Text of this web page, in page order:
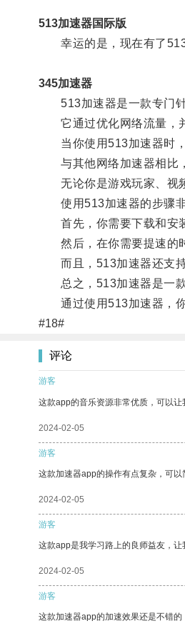
513加速器国际版
幸运的是，现在有了513
345加速器
513加速器是一款专门针
它通过优化网络流量，并
当你使用513加速器时，
与其他网络加速器相比，
无论你是游戏玩家、视频
使用513加速器的步骤非
首先，你需要下载和安装
然后，在你需要提速的时
而且，513加速器还支持
总之，513加速器是一款
通过使用513加速器，你
#18#
评论
游客
这款app的音乐资源非常优质，可以让
2024-02-05
游客
这款加速器app的操作有点复杂，可以
2024-02-05
游客
这款app是我学习路上的良师益友，让
2024-02-05
游客
这款加速器app的加速效果还是不错的